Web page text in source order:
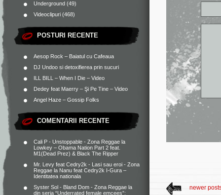
Underground (49)
Videoclipuri (468)
POSTURI RECENTE
Aesop Rock – Baiatul cu Cafeaua
DJ Undoo si detoxifierea prin sucuri
ILL BILL – When I Die – Video
Dedey feat Maerry – Şi Pe Tine – Video
Angel Haze – Gossip Folks
COMENTARII RECENTE
Cali P - Unstoppable - Zona Reggae la
Lowkey – Obama Nation Part 2 feat.
M1(Dead Prez) & Black The Ripper
Mr. Levy feat Cedry2k - Lasi sau eroi - Zona
Reggae la Nanu feat Cedry2k I-Gura –
Identitatea nationala
Syster Sol - Bland Dom - Zona Reggae la
din seria “Underrated female emcees”:
newer